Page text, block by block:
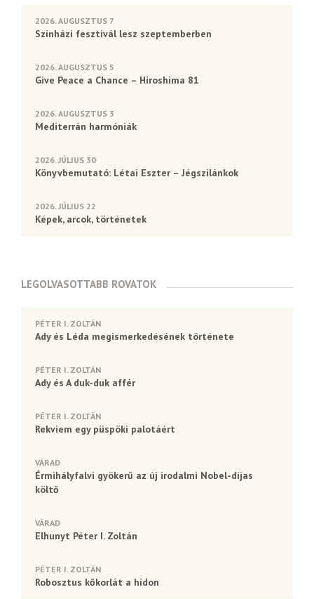
2026. AUGUSZTUS 7
Színházi fesztivál lesz szeptemberben
2026. AUGUSZTUS 5
Give Peace a Chance – Hiroshima 81
2026. AUGUSZTUS 3
Mediterrán harmóniák
2026. JÚLIUS 30
Könyvbemutató: Létai Eszter – Jégszilánkok
2026. JÚLIUS 22
Képek, arcok, történetek
LEGOLVASOTTABB ROVATOK
PÉTER I. ZOLTÁN
Ady és Léda megismerkedésének története
PÉTER I. ZOLTÁN
Ady és A duk-duk affér
PÉTER I. ZOLTÁN
Rekviem egy püspöki palotáért
VÁRAD
Érmihályfalvi gyökerű az új irodalmi Nobel-díjas
költő
VÁRAD
Elhunyt Péter I. Zoltán
PÉTER I. ZOLTÁN
Robosztus kőkorlát a hídon